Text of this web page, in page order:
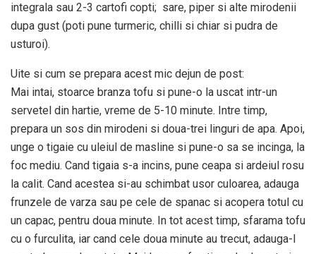
integrala sau 2-3 cartofi copti; sare, piper si alte mirodenii
dupa gust (poti pune turmeric, chilli si chiar si pudra de
usturoi).
Uite si cum se prepara acest mic dejun de post:
Mai intai, stoarce branza tofu si pune-o la uscat intr-un
servetel din hartie, vreme de 5-10 minute. Intre timp,
prepara un sos din mirodeni si doua-trei linguri de apa. Apoi,
unge o tigaie cu uleiul de masline si pune-o sa se incinga, la
foc mediu. Cand tigaia s-a incins, pune ceapa si ardeiul rosu
la calit. Cand acestea si-au schimbat usor culoarea, adauga
frunzele de varza sau pe cele de spanac si acopera totul cu
un capac, pentru doua minute. In tot acest timp, sfarama tofu
cu o furculita, iar cand cele doua minute au trecut, adauga-l